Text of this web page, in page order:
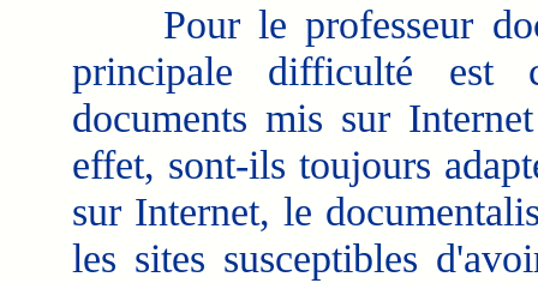
Pour le professeur
principale difficulté est
documents mis sur
effet, sont-ils toujours
sur Internet, le
les sites susceptibles